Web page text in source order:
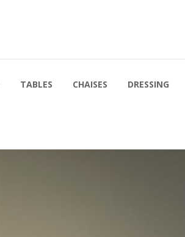
TABLES CHAISES DRESSING